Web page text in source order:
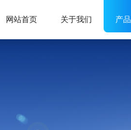
网站首页 关于我们 产